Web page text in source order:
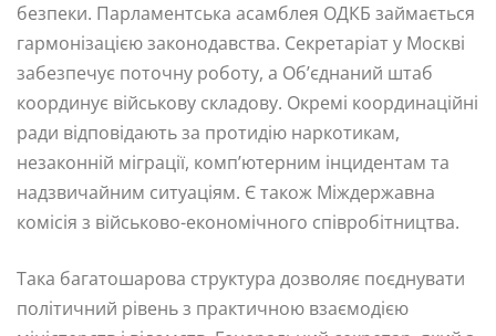
безпеки. Парламентська асамблея ОДКБ займається
гармонізацією законодавства. Секретаріат у Москві
забезпечує поточну роботу, а Об’єднаний штаб
координує військову складову. Окремі координаційні
ради відповідають за протидію наркотикам,
незаконній міграції, комп’ютерним інцидентам та
надзвичайним ситуаціям. Є також Міждержавна
комісія з військово-економічного співробітництва.
Така багатошарова структура дозволяє поєднувати
політичний рівень з практичною взаємодією